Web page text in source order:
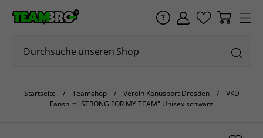
Startseite Teamshop Verein Kanusport Dresden
VKD
Fanshirt "STRONG FOR MY TEAM" Unisex schwarz